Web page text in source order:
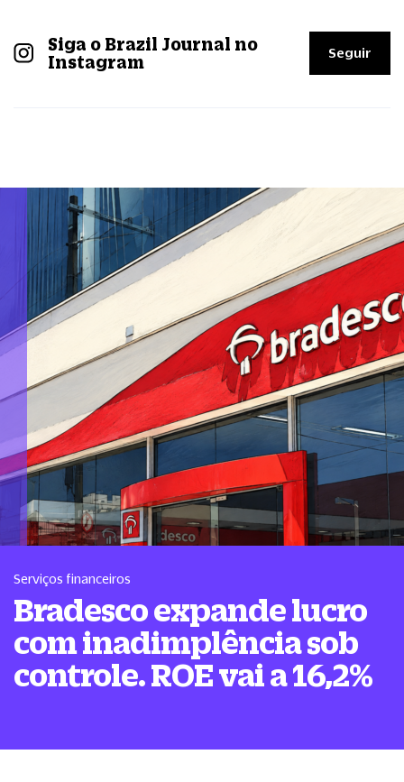
Siga o Brazil Journal no
Instagram
Seguir
Serviços financeiros
Bradesco expande lucro
com inadimplência sob
controle. ROE vai a 16,2%